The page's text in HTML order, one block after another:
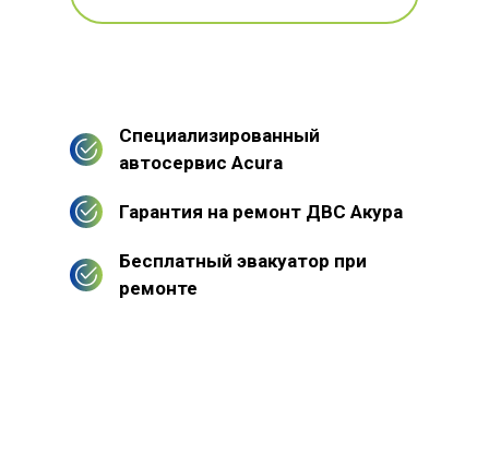
Специализированный
автосервис Acura
Гарантия на ремонт ДВС Акура
Бесплатный эвакуатор при
ремонте